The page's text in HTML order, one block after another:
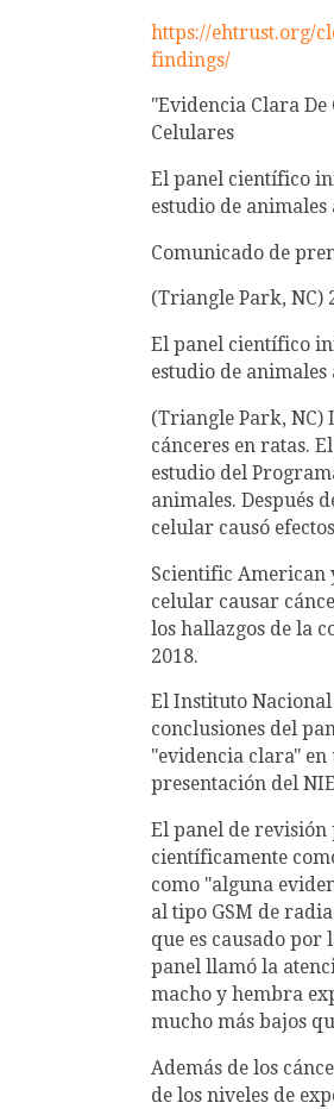
https://ehtrust.org/
findings/
"Evidencia Clara De
Celulares
El panel científico
estudio de animales
Comunicado de
(Triangle Park, NC)
El panel científico
estudio de animales
(Triangle Park, NC)
cánceres en ratas.
estudio del
animales. Después
celular causó
Scientific American
celular causar
los hallazgos de la
2018.
El Instituto
conclusiones del
"evidencia clara" en
presentación del
El panel de revisión
científicamente
como "alguna
al tipo GSM de
que es causado por
panel llamó la
macho y hembra
mucho más bajos
Además de los
de los niveles de